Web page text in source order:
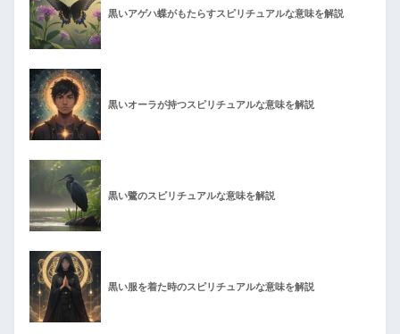
黒いアゲハ蝶がもたらすスピリチュアルな意味を解説
黒いオーラが持つスピリチュアルな意味を解説
黒い鷺のスピリチュアルな意味を解説
黒い服を着た時のスピリチュアルな意味を解説